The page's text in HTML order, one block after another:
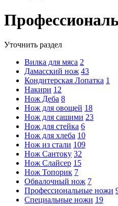
Уточнить раздел
Вилка для мяса 2
Дамасский нож 43
Кондитерская Лопатка 1
Накири 12
Нож Деба 8
Нож для овощей 18
Нож для сашими 23
Нож для стейка 6
Нож для хлеба 10
Нож из стали 109
Нож Сантоку 32
Нож Слайсер 15
Нож Топорик 7
Обвалочный нож 7
Профессиональные ножи
Специальные ножи 19